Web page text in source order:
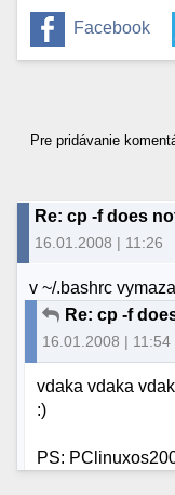
Facebook
Pre pridávanie
Re: cp -f does
16.01.2008 | 11:26
v ~/.bashrc
Re: cp -f
16.01.2008 | 11:54
vdaka vdaka
:)
PS: